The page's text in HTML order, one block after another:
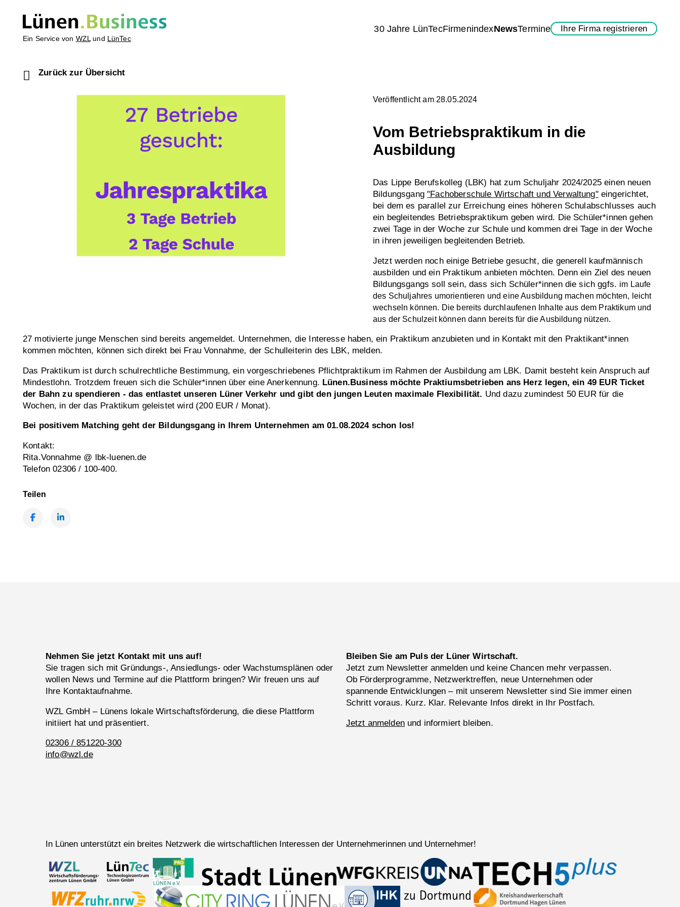
Ein Service von WZL und LünTec
30 Jahre LünTecFirmenindexNewsTermine Ihre Firma registrieren
Zurück zur Übersicht
Veröffentlicht am 28.05.2024
Vom Betriebspraktikum in die
Ausbildung
Das Lippe Berufskolleg (LBK) hat zum Schuljahr 2024/2025 einen neuen
Bildungsgang"Fachoberschule Wirtschaft und Verwaltung"eingerichtet,
bei dem es parallel zur Erreichung eines höheren Schulabschlusses auch
ein begleitendes Betriebspraktikum geben wird. Die Schüler*innen gehen
zwei Tage in der Woche zur Schule und kommen drei Tage in der Woche
in ihren jeweiligen begleitenden Betrieb.
Jetzt werden noch einige Betriebe gesucht, die generell kaufmännisch
ausbilden und ein Praktikum anbieten möchten. Denn ein Ziel des neuen
Bildungsgangs soll sein, dass sich Schüler*innen die sich ggfs. im Laufe
des Schuljahres umorientieren und eine Ausbildung machen möchten, leicht
wechseln können. Die bereits durchlaufenen Inhalte aus dem Praktikum und
aus der Schulzeit können dann bereits für die Ausbildung nützen.
27 motivierte junge Menschen sind bereits angemeldet. Unternehmen, die Interesse haben, ein Praktikum anzubieten und in Kontakt mit den Praktikant*innen
kommen möchten, können sich direkt bei Frau Vonnahme, der Schulleiterin des LBK, melden.
Das Praktikum ist durch schulrechtliche Bestimmung, ein vorgeschriebenes Pflichtpraktikum im Rahmen der Ausbildung am LBK. Damit besteht kein Anspruch auf
Mindestlohn. Trotzdem freuen sich die Schüler*innen über eine Anerkennung. Lünen.Business möchte Praktiumsbetrieben ans Herz legen, ein 49 EUR Ticket
der Bahn zu spendieren - das entlastet unseren Lüner Verkehr und gibt den jungen Leuten maximale Flexibilität. Und dazu zumindest 50 EUR für die
Wochen, in der das Praktikum geleistet wird (200 EUR / Monat).
Bei positivem Matching geht der Bildungsgang in Ihrem Unternehmen am 01.08.2024 schon los!
Kontakt:
Rita.Vonnahme @ lbk-luenen.de
Telefon 02306 / 100-400.
Teilen
Nehmen Sie jetzt Kontakt mit uns auf!
Sie tragen sich mit Gründungs-, Ansiedlungs- oder Wachstumsplänen oder
wollen News und Termine auf die Plattform bringen? Wir freuen uns auf
Ihre Kontaktaufnahme.
WZL GmbH – Lünens lokale Wirtschaftsförderung, die diese Plattform
initiiert hat und präsentiert.
02306 / 851220-300
info@wzl.de
Bleiben Sie am Puls der Lüner Wirtschaft.
Jetzt zum Newsletter anmelden und keine Chancen mehr verpassen.
Ob Förderprogramme, Netzwerktreffen, neue Unternehmen oder
spannende Entwicklungen – mit unserem Newsletter sind Sie immer einen
Schritt voraus. Kurz. Klar. Relevante Infos direkt in Ihr Postfach.
Jetzt anmeldenund informiert bleiben.
In Lünen unterstützt ein breites Netzwerk die wirtschaftlichen Interessen der Unternehmerinnen und Unternehmer!